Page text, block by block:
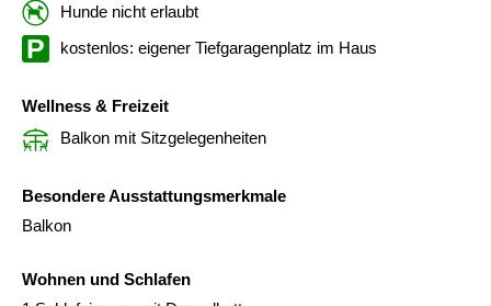
Hunde nicht erlaubt
kostenlos: eigener Tiefgaragenplatz im Haus
Wellness & Freizeit
Balkon mit Sitzgelegenheiten
Besondere Ausstattungsmerkmale
Balkon
Wohnen und Schlafen